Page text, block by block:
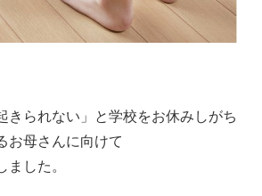
きられない」と学校をお休みしがち
お母さんに向けて
ました。